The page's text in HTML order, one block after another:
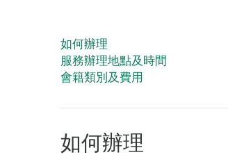
如何辦理
服務辦理地點及時間
會籍類別及費用
如何辦理